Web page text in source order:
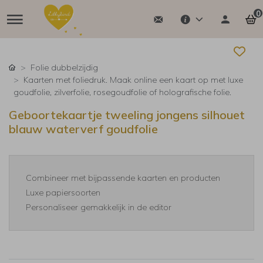
0
Folie dubbelzijdig
Kaarten met foliedruk. Maak online een kaart op met luxe
goudfolie, zilverfolie, rosegoudfolie of holografische folie.
Geboortekaartje tweeling jongens silhouet
blauw waterverf goudfolie
Combineer met bijpassende kaarten en producten
Luxe papiersoorten
Personaliseer gemakkelijk in de editor